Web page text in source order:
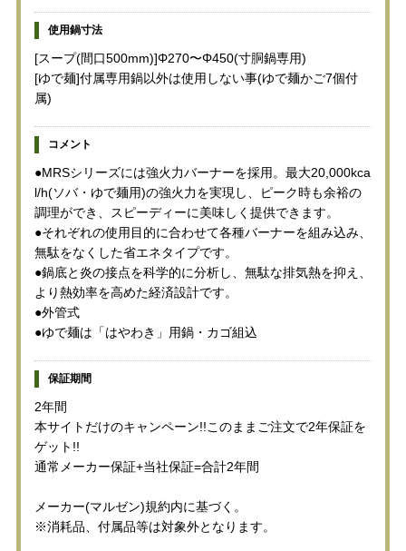
使用鍋寸法
[スープ(間口500mm)]Φ270〜Φ450(寸胴鍋専用)
[ゆで麺]付属専用鍋以外は使用しない事(ゆで麺かご7個付
属)
コメント
●MRSシリーズには強火力バーナーを採用。最大20,000kca
l/h(ソバ・ゆで麺用)の強火力を実現し、ピーク時も余裕の
調理ができ、スピーディーに美味しく提供できます。
●それぞれの使用目的に合わせて各種バーナーを組み込み、
無駄をなくした省エネタイプです。
●鍋底と炎の接点を科学的に分析し、無駄な排気熱を抑え、
より熱効率を高めた経済設計です。
●外管式
●ゆで麺は「はやわき」用鍋・カゴ組込
保証期間
2年間
本サイトだけのキャンペーン!!このままご注文で2年保証を
ゲット!!
通常メーカー保証+当社保証=合計2年間
メーカー(マルゼン)規約内に基づく。
※消耗品、付属品等は対象外となります。